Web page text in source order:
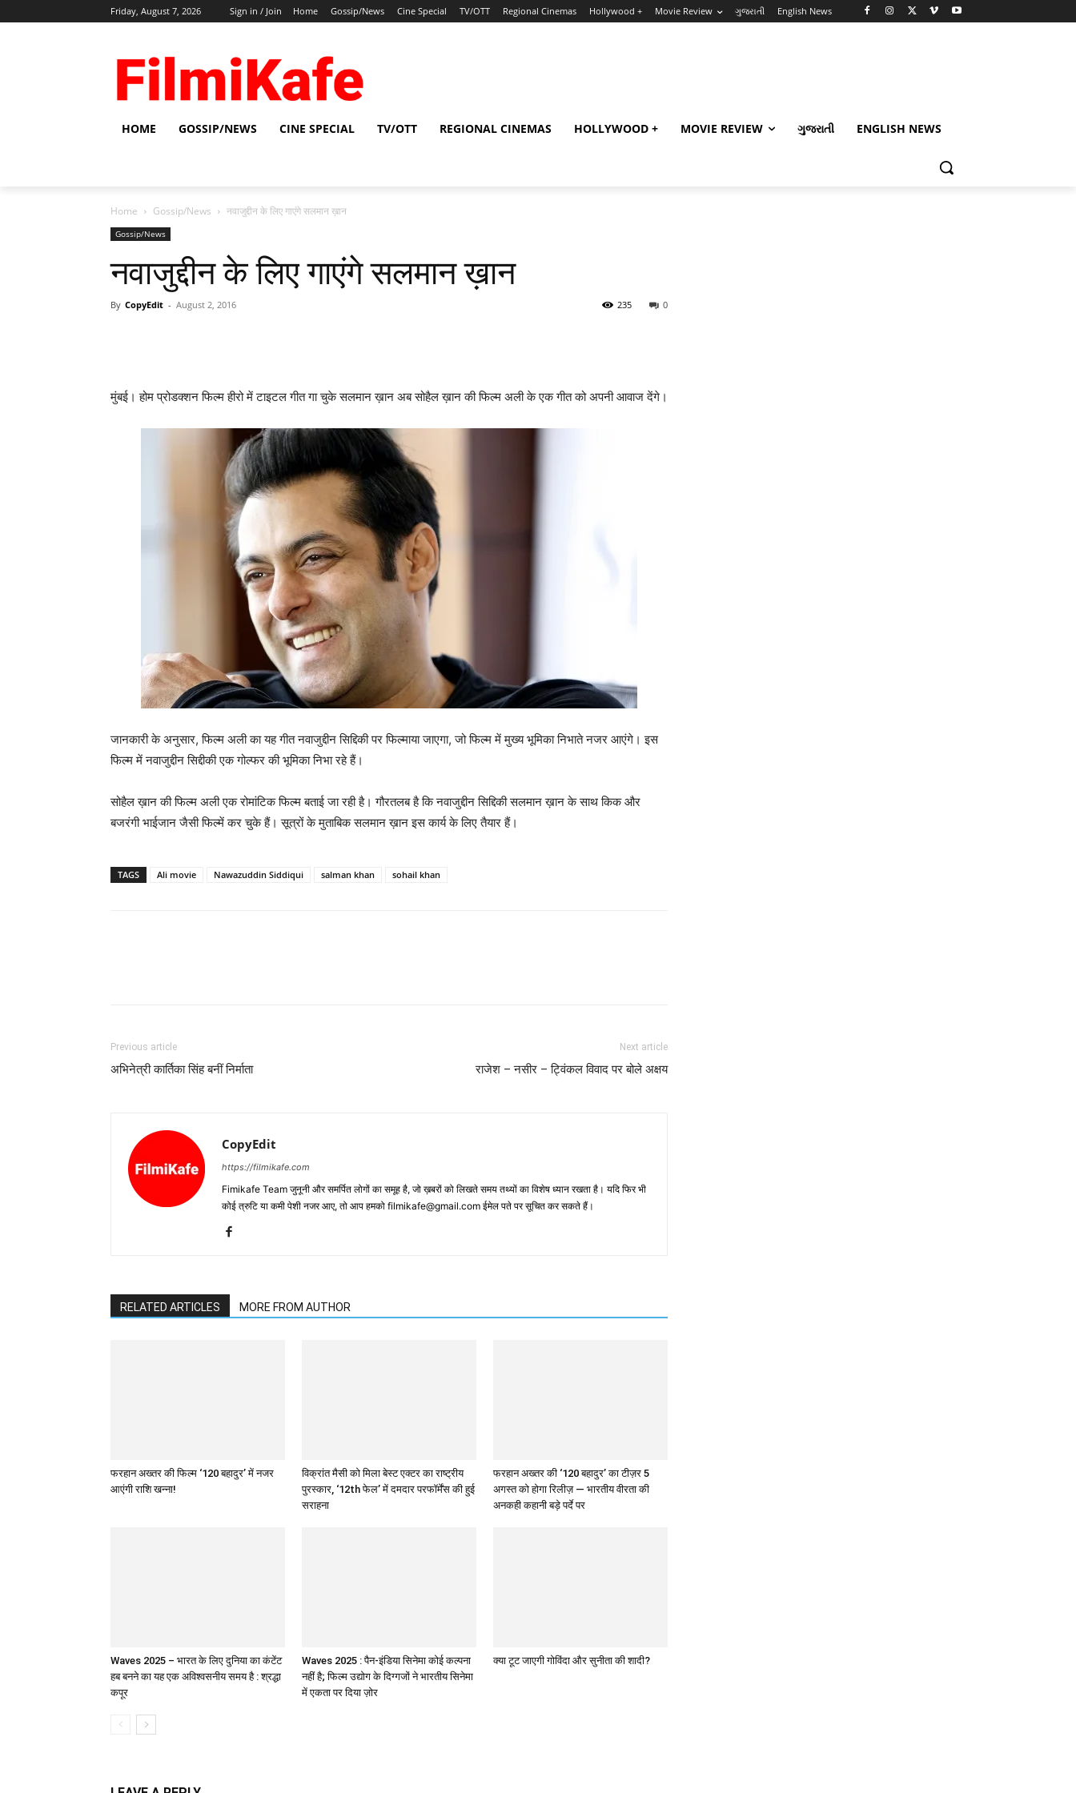
Friday, August 7, 2026 Sign in / Join Home Gossip/News Cine Special TV/OTT Regional Cinemas Hollywood + Movie Review ગુજરાતી English News
HOME GOSSIP/NEWS CINE SPECIAL TV/OTT REGIONAL CINEMAS HOLLYWOOD + MOVIE REVIEW ગુજરાતી ENGLISH NEWS
Home Gossip/News नवाजुद्दीन के लिए गाएंगे सलमान ख़ान
Gossip/News
नवाजुद्दीन के लिए गाएंगे सलमान ख़ान
By CopyEdit - August 2, 2016 0
235
मुंबई। होम प्रोडक्‍शन फिल्‍म हीरो में टाइटल गीत गा चुके सलमान ख़ान अब सोहैल ख़ान की फिल्‍म अली के एक गीत को अपनी आवाज देंगे।
जानकारी के अनुसार, फिल्‍म अली का यह गीत नवाजुद्दीन सिद्दिकी पर फिल्‍माया जाएगा, जो फिल्‍म में मुख्‍य भूमिका निभाते नजर आएंगे। इस
फिल्‍म में नवाजुद्दीन सिद्दीकी एक गोल्‍फर की भूमिका निभा रहे हैं।
सोहैल ख़ान की फिल्‍म अली एक रोमांटिक फिल्‍म बताई जा रही है। गौरतलब है कि नवाजुद्दीन सिद्दिकी सलमान ख़ान के साथ किक और
बजरंगी भाईजान जैसी फिल्‍में कर चुके हैं। सूत्रों के मुताबिक सलमान ख़ान इस कार्य के लिए तैयार हैं।
TAGS Ali movie Nawazuddin Siddiqui salman khan sohail khan
Previous article
अभिनेत्री कार्तिका सिंह बनीं निर्माता
Next article
राजेश – नसीर – ट्विंकल विवाद पर बोले अक्षय
CopyEdit
https://filmikafe.com
Fimikafe Team जुनूनी और समर्पित लोगों का समूह है, जो ख़बरों को लिखते समय तथ्‍यों का विशेष ध्‍यान रखता है। यदि फिर भी
कोई त्रुटि या कमी पेशी नजर आए, तो आप हमको filmikafe@gmail.com ईमेल पते पर सूचित कर सकते हैं।
RELATED ARTICLES MORE FROM AUTHOR
फरहान अख्तर की फिल्म ‘120 बहादुर’ में नजर
आएंगी राशि खन्ना!
विक्रांत मैसी को मिला बेस्ट एक्टर का राष्ट्रीय
पुरस्कार, ‘12th फेल’ में दमदार परफॉर्मेंस की हुई
सराहना
फरहान अख्तर की ‘120 बहादुर’ का टीज़र 5
अगस्त को होगा रिलीज़ — भारतीय वीरता की
अनकही कहानी बड़े पर्दे पर
Waves 2025 – भारत के लिए दुनिया का कंटेंट
हब बनने का यह एक अविश्वसनीय समय है : श्रद्धा
कपूर
Waves 2025 : पैन-इंडिया सिनेमा कोई कल्पना
नहीं है; फिल्म उद्योग के दिग्गजों ने भारतीय सिनेमा
में एकता पर दिया ज़ोर
क्या टूट जाएगी गोविंदा और सुनीता की शादी?